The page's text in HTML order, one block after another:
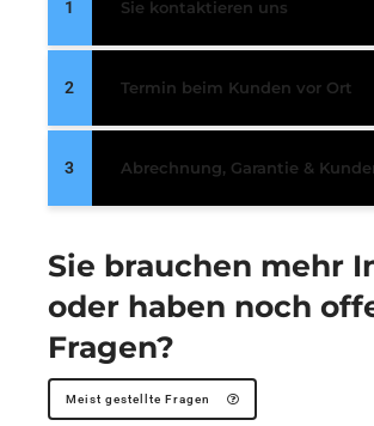
1 Sie kontaktieren uns
2 Termin beim Kunden vor Ort
3 Abrechnung, Garantie &
Sie brauchen mehr
oder haben noch
Fragen?
Meist gestellte Fragen